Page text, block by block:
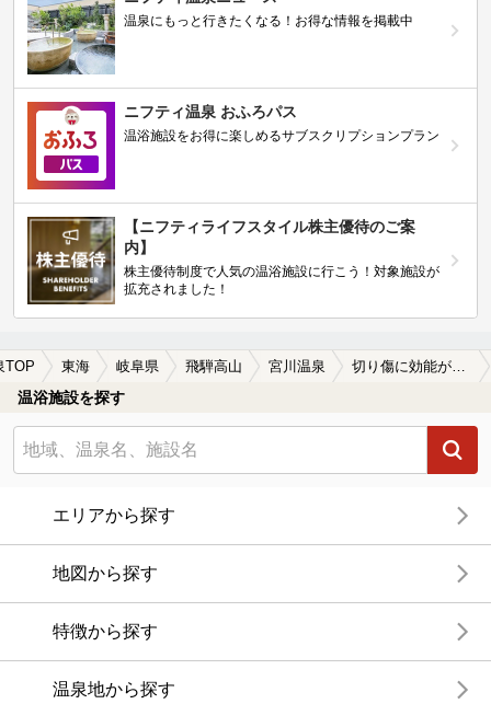
温泉にもっと行きたくなる！お得な情報を掲載中
ニフティ温泉 おふろパス
温浴施設をお得に楽しめるサブスクリプションプラン
【ニフティライフスタイル株主優待のご案
内】
株主優待制度で人気の温浴施設に行こう！対象施設が
拡充されました！
TOP 東海 岐阜県 飛騨高山 宮川温泉 切り傷に効能がある宮川温泉の温泉、日帰り温泉、スーパー銭湯おすすめ
温浴施設を探す
エリアから探す
地図から探す
特徴から探す
温泉地から探す